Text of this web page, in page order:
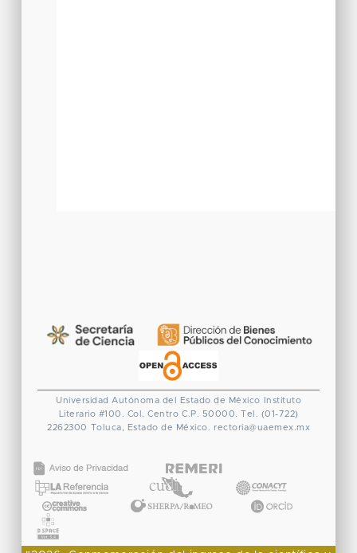
Universidad Autónoma del Estado de México
Instituto
Literario #100. Col. Centro C.P. 50000. Tel. (01-722)
2262300 Toluca, Estado de México. rectoria@uaemex.mx